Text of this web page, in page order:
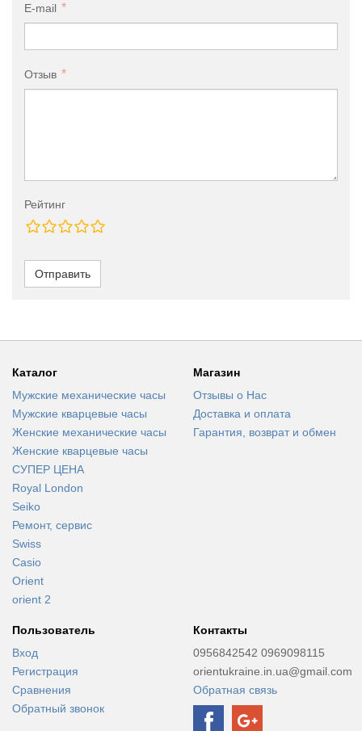
E-mail
Отзыв
Рейтинг
Отправить
Каталог
Мужские механические часы
Мужские кварцевые часы
Женские механические часы
Женские кварцевые часы
СУПЕР ЦЕНА
Royal London
Seiko
Ремонт, сервис
Swiss
Casio
Orient
orient 2
Магазин
Отзывы о Нас
Доставка и оплата
Гарантия, возврат и обмен
Пользователь
Вход
Регистрация
Сравнения
Обратный звонок
Контакты
0956842542 0969098115
orientukraine.in.ua@gmail.com
Обратная связь